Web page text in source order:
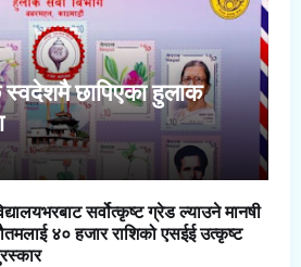
छापिएका हुलाक
सर्वोत्कृष्ट ग्रेड ल्याउने मानषी
४० हजार राशिको एसईई उत्कृष्ट